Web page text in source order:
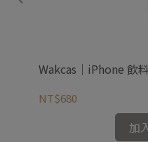
Wakcas｜iPhone 飲
NT$680
加